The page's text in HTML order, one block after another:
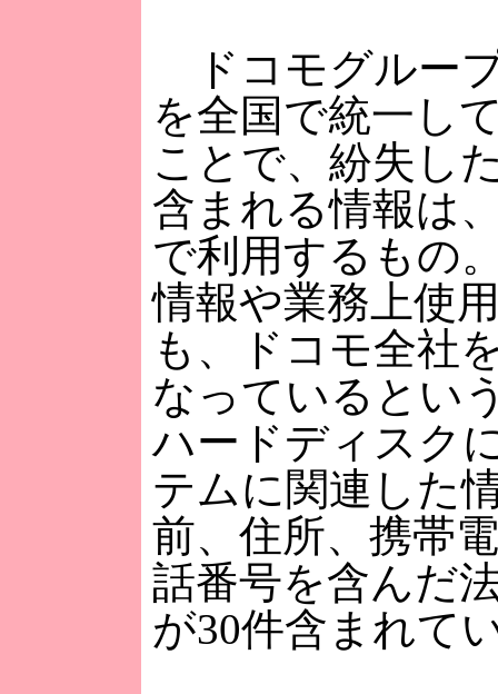
ドコモグルー
を全国で統一し
ことで、紛失し
含まれる情報は
で利用するもの
情報や業務上使
も、ドコモ全社
なっているとい
ハードディスク
テムに関連した
前、住所、携帯
話番号を含んだ
が30件含まれて